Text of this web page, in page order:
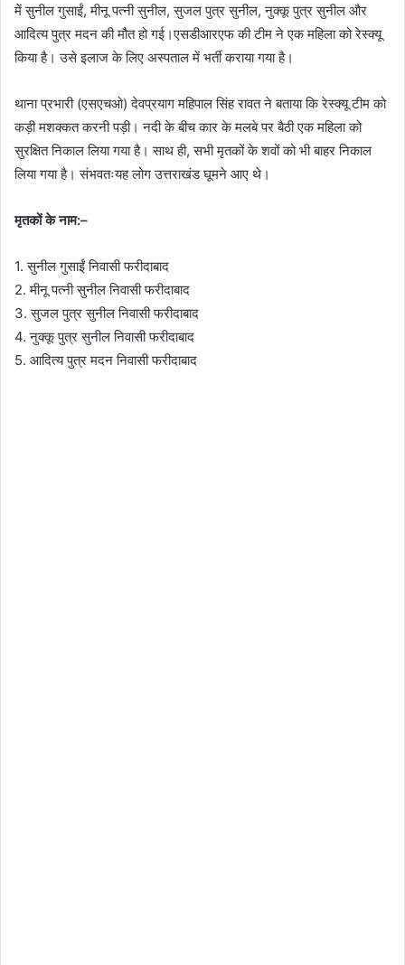
में सुनील गुसाईं, मीनू पत्नी सुनील, सुजल पुत्र सुनील, नुक्कू पुत्र सुनील और
आदित्य पुत्र मदन की मौत हो गई।एसडीआरएफ की टीम ने एक महिला को रेस्क्यू
किया है। उसे इलाज के लिए अस्पताल में भर्ती कराया गया है।
थाना प्रभारी (एसएचओ) देवप्रयाग महिपाल सिंह रावत ने बताया कि रेस्क्यू टीम को
कड़ी मशक्कत करनी पड़ी। नदी के बीच कार के मलबे पर बैठी एक महिला को
सुरक्षित निकाल लिया गया है। साथ ही, सभी मृतकों के शवों को भी बाहर निकाल
लिया गया है। संभवतःयह लोग उत्तराखंड घूमने आए थे।
मृतकों के नाम:–
1. सुनील गुसाईं निवासी फरीदाबाद
2. मीनू पत्नी सुनील निवासी फरीदाबाद
3. सुजल पुत्र सुनील निवासी फरीदाबाद
4. नुक्कू पुत्र सुनील निवासी फरीदाबाद
5. आदित्य पुत्र मदन निवासी फरीदाबाद